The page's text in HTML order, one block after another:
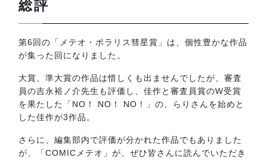
総評
第6回の「メテオ・ポラリス彗星賞」は、個性豊かな作品
が集った回になりました。
大賞、準大賞の作品は惜しくも出ませんでしたが、審査
員の吉永裕ノ介先生も評価し、佳作と審査員賞のW受賞
を果たした「NO！ NO！ NO！」の、らりさんを始めと
した佳作が3作品。
さらに、編集部内で評価が分かれた作品でもありました
が、「COMICメテオ」が、ぜひ皆さんに読んでいただき